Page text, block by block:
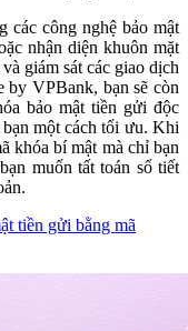
các công nghệ bảo mật
nhận diện khuôn mặt
giám sát các giao dịch
by VPBank, bạn sẽ còn
bảo mật tiền gửi độc
một cách tối ưu. Khi
khóa bí mật mà chỉ bạn
muốn tất toán sổ tiết
tiền gửi bằng mã